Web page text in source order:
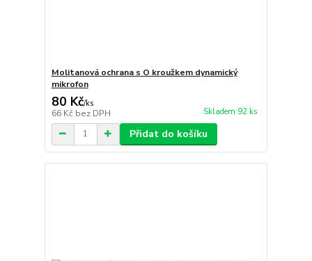
Molitanová ochrana s O kroužkem dynamický
mikrofon
80 Kč/ks
66 Kč bez DPH Skladem 92 ks
Přidat do košíku